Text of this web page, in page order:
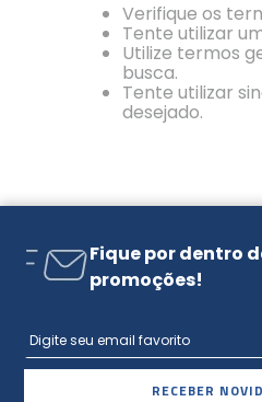
Verifique os
Tente utilizar
Utilize termos
busca.
Tente utilizar
desejado.
Fique por dentro
promoções!
RECEBER